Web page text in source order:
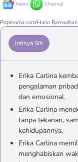
News Channel
Popmama.com/Hario Ramadhani
Intinya Sih
Erika Carlina
pengalaman
dan emosional.
Erika Carlina
tanpa tekanan,
kehidupannya.
Erika Carlina
menghabiskan